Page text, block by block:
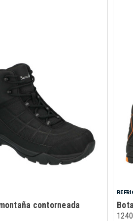
contorneada
1240